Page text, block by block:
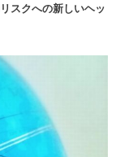
スクへの新しいヘッ